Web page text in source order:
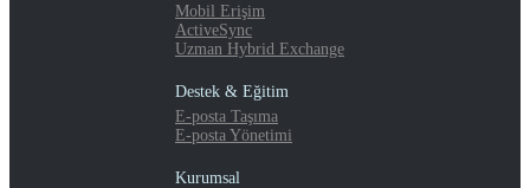
Mobil Erişim
ActiveSync
Uzman Hybrid Exchange
Destek & Eğitim
E-posta Taşıma
E-posta Yönetimi
Kurumsal